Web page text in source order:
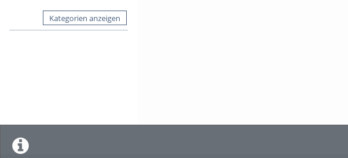
Kategorien anzeigen